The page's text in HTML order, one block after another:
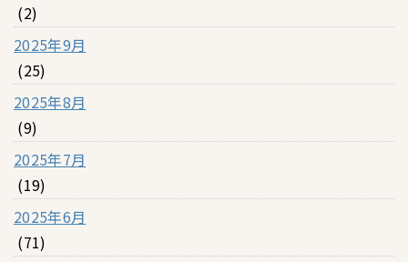
(2)
2025年9月
(25)
2025年8月
(9)
2025年7月
(19)
2025年6月
(71)